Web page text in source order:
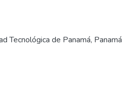
Tecnológica de Panamá, Panamá